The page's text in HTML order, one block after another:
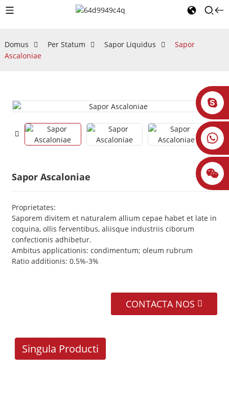
Domus Per Statum Sapor Liquidus
Sapor
Ascaloniae
Sapor Ascaloniae
Proprietates:
Saporem divitem et naturalem allium cepae habet et late in
coquina, ollis ferventibus, aliisque industriis ciborum
confectionis adhibetur.
Ambitus applicationis: condimentum; oleum rubrum
Ratio additionis: 0.5%-3%
CONTACTA NOS
Singula Producti